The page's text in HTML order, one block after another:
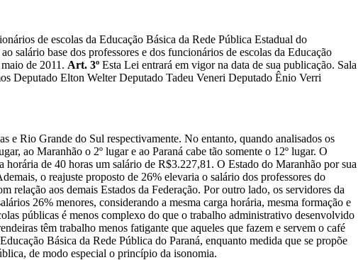
de escolas da Educação Básica da Rede Pública Estadual do
base dos professores e dos funcionários de escolas da Educação
de 2011. Art. 3º Esta Lei entrará em vigor na data de sua publicação. Sala
Deputado Elton Welter Deputado Tadeu Veneri Deputado Ênio Verri
e Rio Grande do Sul respectivamente. No entanto, quando analisados os
ao Maranhão o 2º lugar e ao Paraná cabe tão somente o 12º lugar. O
horária de 40 horas um salário de R$3.227,81. O Estado do Maranhão por sua
o reajuste proposto de 26% elevaria o salário dos professores do
relação aos demais Estados da Federação. Por outro lado, os servidores da
26% menores, considerando a mesma carga horária, mesma formação e
públicas é menos complexo do que o trabalho administrativo desenvolvido
têm trabalho menos fatigante que aqueles que fazem e servem o café
Básica da Rede Pública do Paraná, enquanto medida que se propõe
de modo especial o princípio da isonomia.